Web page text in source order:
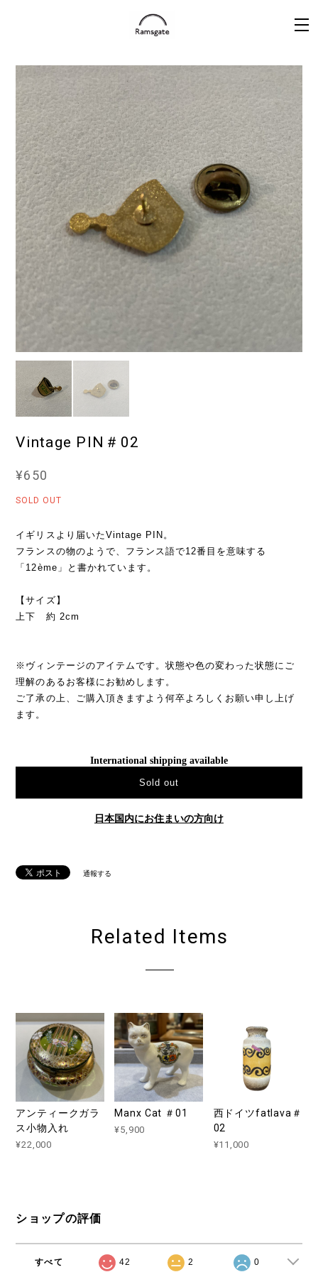
Vintage PIN＃02
¥650
SOLD OUT
イギリスより届いたVintage PIN。
フランスの物のようで、フランス語で12番目を意味する
「12ème」と書かれています。
【サイズ】
上下 約 2cm
※ヴィンテージのアイテムです。状態や色の変わった状態にご
理解のあるお客様にお勧めします。
ご了承の上、ご購入頂きますよう何卒よろしくお願い申し上げ
ます。
International shipping available
Sold out
日本国内にお住まいの方向け
通報する
Related Items
アンティークガラ
ス小物入れ
¥22,000
Manx Cat ＃01
¥5,900
西ドイツfatlava＃
02
¥11,000
ショップの評価
すべて 42 2 0